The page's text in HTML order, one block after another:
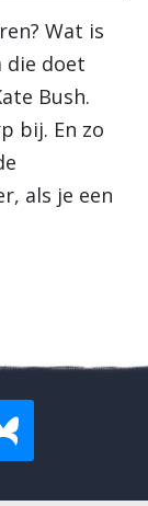
Wat is
die doet
Bush.
bij. En zo
als je een